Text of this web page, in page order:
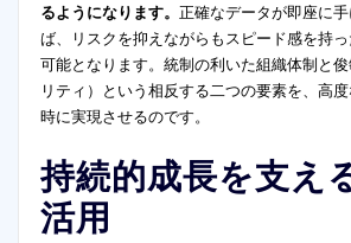
るようになります。 正確なデータが即座に
ば、リスクを抑えながらもスピード感を持
可能となります。統制の利いた組織体制と
リティ）という相反する二つの要素を、高
時に実現させるのです。
持続的成長を支え
活用